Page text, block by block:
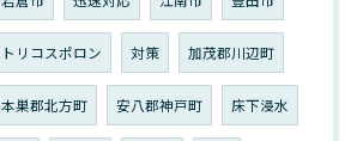
トリコスポロン 対策 加茂郡川辺町
本巣郡北方町 安八郡神戸町 床下浸水